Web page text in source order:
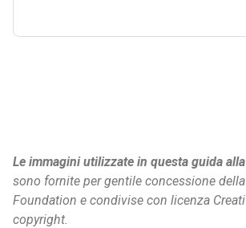
Le immagini utilizzate in questa guida
sono fornite per gentile concessione
Foundation e condivise con licenza
copyright.